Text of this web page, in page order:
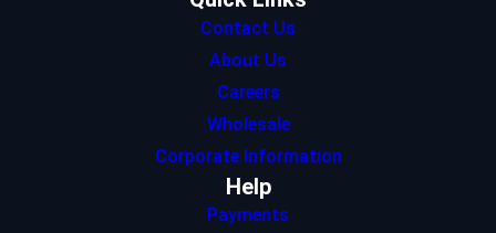
Contact Us
About Us
Careers
Wholesale
Corporate Information
Help
Payments